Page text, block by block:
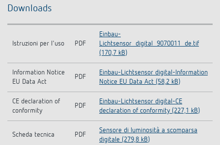
Downloads
Istruzioni per l'uso PDF
Einbau-
Lichtsensor_digital_9070011_de.tif
(170,7 kB)
Information Notice
EU Data Act
PDF
Einbau-Lichtsensor digital-Information
Notice EU Data Act (58,2 kB)
CE declaration of
conformity
PDF
Einbau-Lichtsensor digital-CE
declaration of conformity (227,1 kB)
Scheda tecnica PDF
Sensore di luminosità a scomparsa
digitale (279,8 kB)